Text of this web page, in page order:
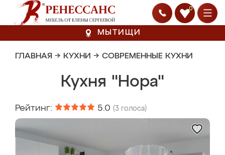
0
МЫТИЩИ
ГЛАВНАЯ → КУХНИ → СОВРЕМЕННЫЕ КУХНИ
Кухня "Нора"
Рейтинг: 5.0 (3 голоса)